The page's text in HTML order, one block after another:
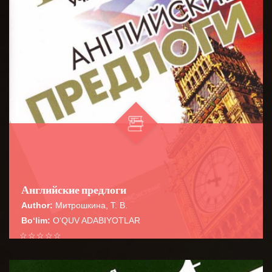
Английские предлоги
Author: Митрошкина, Т. В.
Bo‘lim: O'QUV ADABIYOTLAR
☆
☆
☆
☆
☆
Справочник содержит сведения о наиболее